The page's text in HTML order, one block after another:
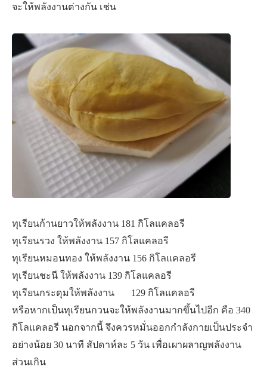
จะให้พลังงานต่างกัน เช่น
ทุเรียนก้านยาวให้พลังงาน 181 กิโลแคลอรี
ทุเรียนรวง ให้พลังงาน 157 กิโลแคลอรี
ทุเรียนหมอนทอง ให้พลังงาน 156 กิโลแคลอรี
ทุเรียนชะนี ให้พลังงาน 139 กิโลแคลอรี
ทุเรียนกระดุมให้พลังงาน 129 กิโลแคลอรี
หรือหากเป็นทุเรียนกวนจะให้พลังงานมากขึ้นไปอีก คือ 340
กิโลแคลอรี นอกจากนี้ จึงควรหมั่นออกกำลังกายเป็นประจำ
อย่างน้อย 30 นาที สัปดาห์ละ 5 วัน เพื่อเผาผลาญพลังงาน
ส่วนเกิน